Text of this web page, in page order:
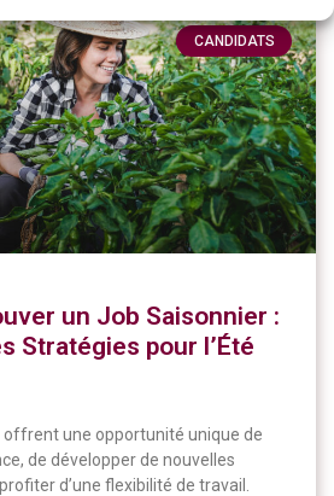
CANDIDATS
un Job Saisonnier :
Stratégies pour l’Été
offrent une opportunité unique de
de développer de nouvelles
d’une flexibilité de travail.